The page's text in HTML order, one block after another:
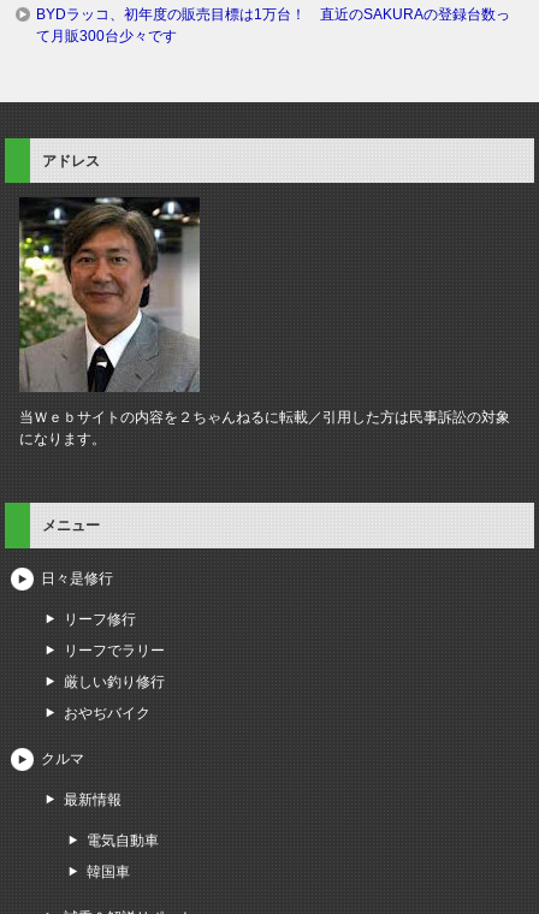
BYDラッコ、初年度の販売目標は1万台！ 直近のSAKURAの登録台数っ
て月販300台少々です
アドレス
当Ｗｅｂサイトの内容を２ちゃんねるに転載／引用した方は民事訴訟の対象
になります。
メニュー
日々是修行
リーフ修行
リーフでラリー
厳しい釣り修行
おやぢバイク
クルマ
最新情報
電気自動車
韓国車